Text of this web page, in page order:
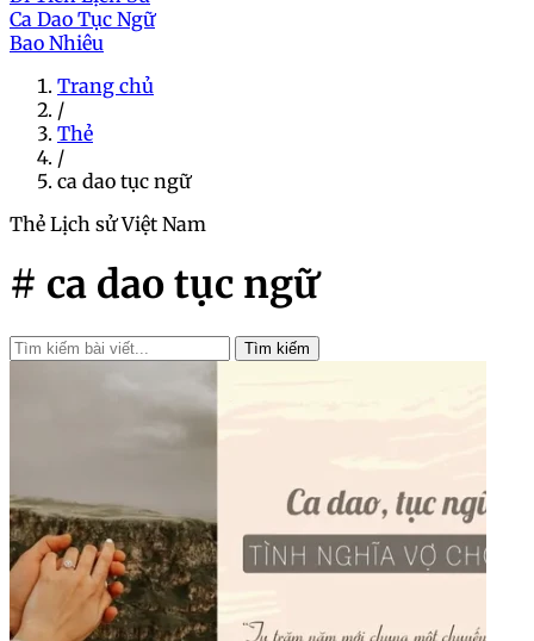
Ca Dao Tục Ngữ
Bao Nhiêu
Trang chủ
/
Thẻ
/
ca dao tục ngữ
Thẻ Lịch sử Việt Nam
# ca dao tục ngữ
Tìm kiếm